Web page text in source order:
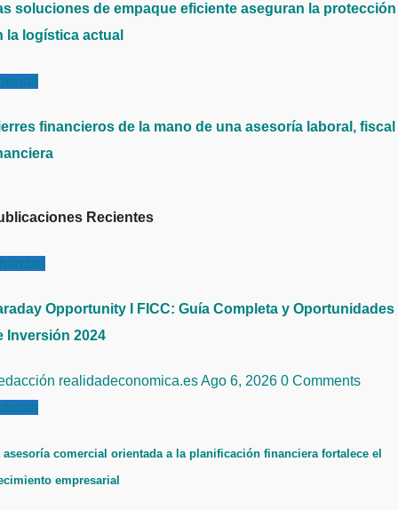
soluciones de empaque eficiente aseguran la protección
la logística actual
financieros de la mano de una asesoría laboral, fiscal
Recientes
Opportunity I FICC: Guía Completa y Oportunidades
Inversión 2024
realidadeconomica.esAgo 6, 2026 0 Comments
asesoría comercial orientada a la planificación financiera fortalece el
empresarial